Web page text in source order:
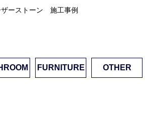
ザーストーン 施工事例
FURNITURE OTHER